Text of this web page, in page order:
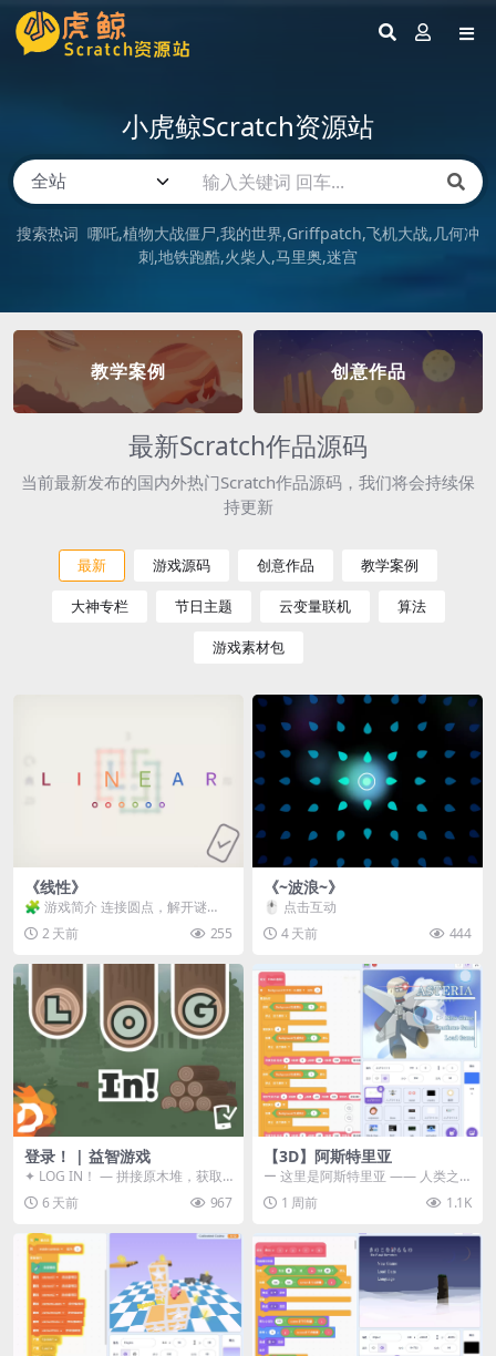
小虎鲸Scratch资源站
搜索热词 哪吒 植物大战僵尸 我的世界 Griffpatch 飞机大战 几何冲
刺 地铁跑酷 火柴人 马里奥 迷宫
教学案例 创意作品
最新Scratch作品源码
当前最新发布的国内外热门Scratch作品源码，我们将会持续保
持更新
最新 游戏源码 创意作品 教学案例
大神专栏 节日主题 云变量联机 算法
游戏素材包
《线性》
🧩 游戏简介 连接圆点，解开谜
题。 ⚠️ 重要提示 所有关卡均可通
关，请确保使用...
2 天前 255
《~波浪~》
🖱️ 点击互动
4 天前
444
登录！ | 益智游戏
✦ LOG IN！ — 拼接原木堆，获取
分数！ ᑕ☲◎ ᑕ☲◎ ᑕ☲◎ ᑕ☲◎ ...
6 天前 967
【3D】阿斯特里亚
ー 这里是阿斯特里亚 —— 人类之
罪与未来希望交汇之地 📖 游戏简
介 《阿斯特里...
1 周前 1.1K